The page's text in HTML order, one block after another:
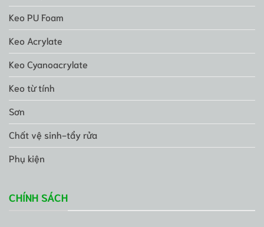
Keo PU Foam
Keo Acrylate
Keo Cyanoacrylate
Keo từ tính
Sơn
Chất vệ sinh-tẩy rửa
Phụ kiện
CHÍNH SÁCH